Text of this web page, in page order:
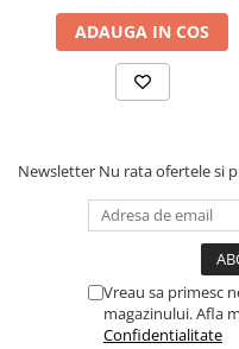
ADAUGA IN COS
Newsletter Nu rata ofertele si
Vreau sa primesc
magazinului. Afla
Confidentialitate